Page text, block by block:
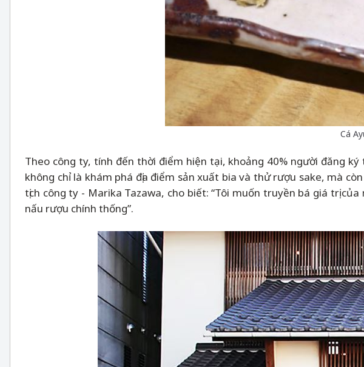
Cá
Theo công ty, tính đến thời điểm hiện tại, khoảng 40% người đăng
không chỉ là khám phá địa điểm sản xuất bia và thử rượu sake, mà
tịch công ty - Marika Tazawa, cho biết: “Tôi muốn truyền bá giá trị
nấu rượu chính thống”.